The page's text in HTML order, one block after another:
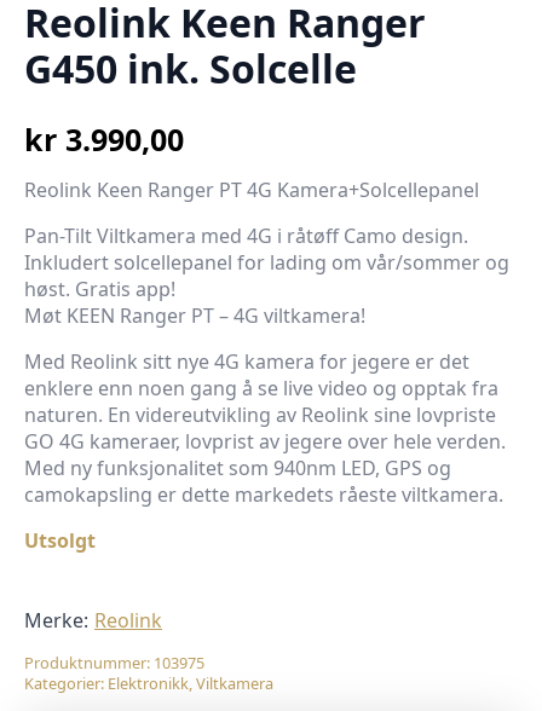
Reolink Keen Ranger
G450 ink. Solcelle
kr 3.990,00
Reolink Keen Ranger PT 4G Kamera+Solcellepanel
Pan-Tilt Viltkamera med 4G i råtøff Camo design.
Inkludert solcellepanel for lading om vår/sommer og
høst. Gratis app!
Møt KEEN Ranger PT – 4G viltkamera!
Med Reolink sitt nye 4G kamera for jegere er det
enklere enn noen gang å se live video og opptak fra
naturen. En videreutvikling av Reolink sine lovpriste
GO 4G kameraer, lovprist av jegere over hele verden.
Med ny funksjonalitet som 940nm LED, GPS og
camokapsling er dette markedets råeste viltkamera.
Utsolgt
Merke: Reolink
Produktnummer: 103975
Kategorier: Elektronikk,Viltkamera